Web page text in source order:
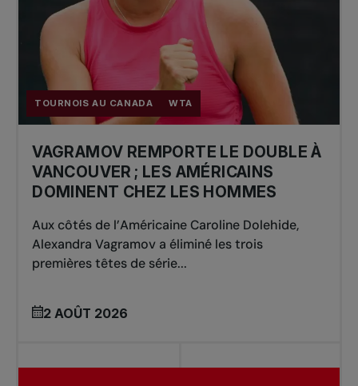
TOURNOIS AU CANADA WTA
VAGRAMOV REMPORTE LE DOUBLE À
VANCOUVER ; LES AMÉRICAINS
DOMINENT CHEZ LES HOMMES
Aux côtés de l’Américaine Caroline Dolehide,
Alexandra Vagramov a éliminé les trois
premières têtes de série...
2 AOÛT 2026